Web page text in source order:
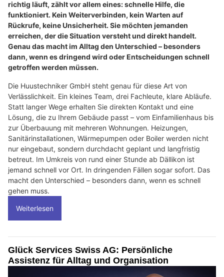
richtig läuft, zählt vor allem eines: schnelle Hilfe, die
funktioniert. Kein Weiterverbinden, kein Warten auf
Rückrufe, keine Unsicherheit. Sie möchten jemanden
erreichen, der die Situation versteht und direkt handelt.
Genau das macht im Alltag den Unterschied – besonders
dann, wenn es dringend wird oder Entscheidungen schnell
getroffen werden müssen.
Die Huustechniker GmbH steht genau für diese Art von
Verlässlichkeit. Ein kleines Team, drei Fachleute, klare Abläufe.
Statt langer Wege erhalten Sie direkten Kontakt und eine
Lösung, die zu Ihrem Gebäude passt – vom Einfamilienhaus bis
zur Überbauung mit mehreren Wohnungen. Heizungen,
Sanitärinstallationen, Wärmepumpen oder Boiler werden nicht
nur eingebaut, sondern durchdacht geplant und langfristig
betreut. Im Umkreis von rund einer Stunde ab Dällikon ist
jemand schnell vor Ort. In dringenden Fällen sogar sofort. Das
macht den Unterschied – besonders dann, wenn es schnell
gehen muss.
Weiterlesen
Glück Services Swiss AG: Persönliche
Assistenz für Alltag und Organisation